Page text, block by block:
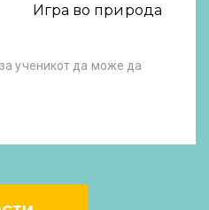
Игра во природа
ученикот да може да